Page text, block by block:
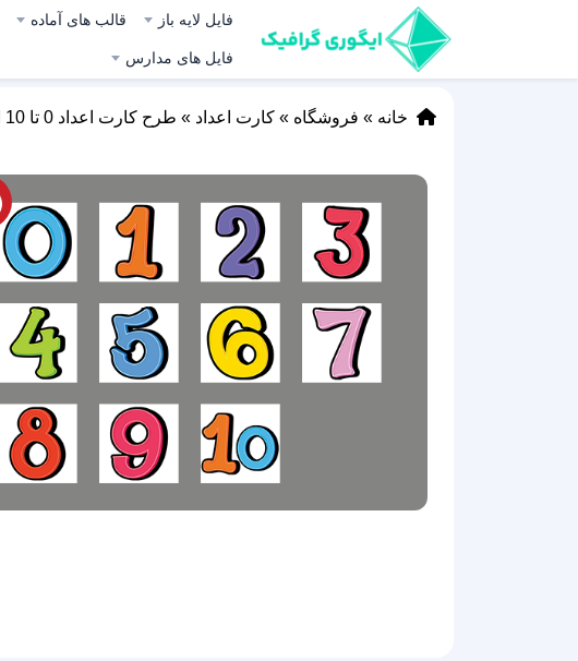
فایل لایه باز قالب های آماده
فایل های مدارس
خانه » فروشگاه » کارت اعداد » طرح کارت اعداد 0 تا 10 انگلیسی 22